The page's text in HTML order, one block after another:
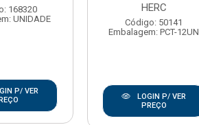
168320
UNIDADE
P/ VER
HERC
Código: 50141
Embalagem: PCT-12UN
LOGIN P/ VER
PREÇO